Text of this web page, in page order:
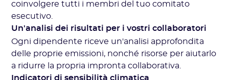
coinvolgere tutti i membri del tuo comitato
esecutivo.
Un'analisi dei risultati per i vostri collaboratori
Ogni dipendente riceve un'analisi approfondita
delle proprie emissioni, nonché risorse per aiutarlo
a ridurre la propria impronta collaborativa.
Indicatori di sensibilità climatica